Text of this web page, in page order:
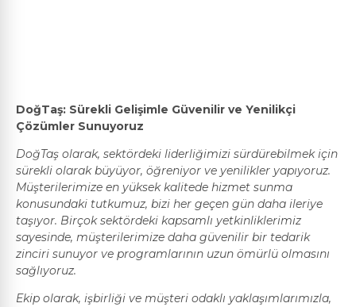
9
0
DoğTaş: Sürekli Gelişimle Güvenilir ve Yenilikçi
Çözümler Sunuyoruz
DoğTaş olarak, sektördeki liderliğimizi sürdürebilmek için
sürekli olarak büyüyor, öğreniyor ve yenilikler yapıyoruz.
Müşterilerimize en yüksek kalitede hizmet sunma
konusundaki tutkumuz, bizi her geçen gün daha ileriye
taşıyor. Birçok sektördeki kapsamlı yetkinliklerimiz
sayesinde, müşterilerimize daha güvenilir bir tedarik
zinciri sunuyor ve programlarının uzun ömürlü olmasını
sağlıyoruz.
Ekip olarak, işbirliği ve müşteri odaklı yaklaşımlarımızla,